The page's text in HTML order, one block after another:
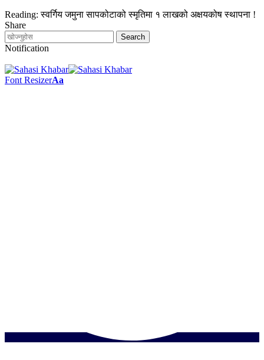
Reading: स्वर्गिय जमुना सापकोटाको स्मृतिमा १ लाखको अक्षयकोष स्थापना !
Share
Notification
Font ResizerAa